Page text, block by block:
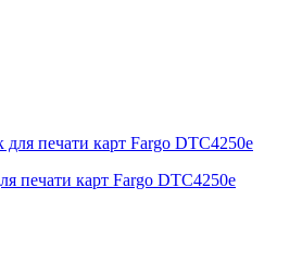
печати карт Fargo DTC4250e